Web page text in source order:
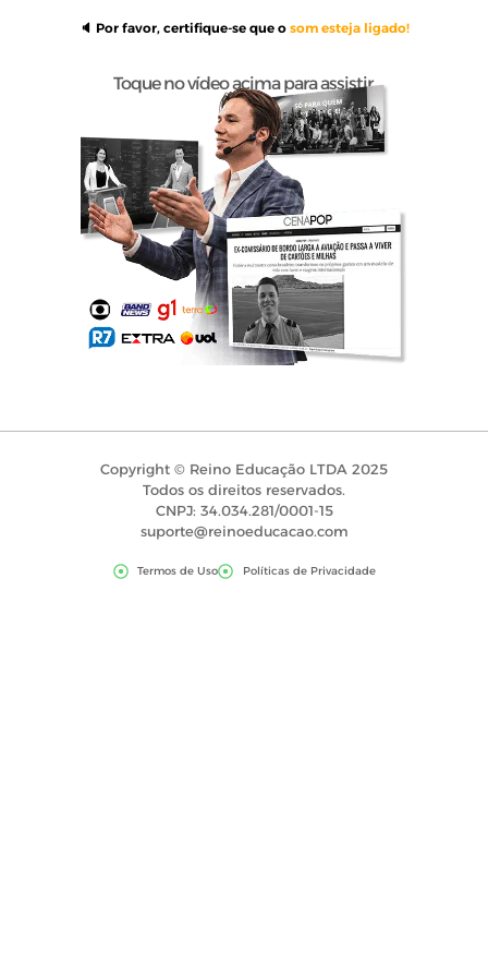
🔈 Por favor, certifique-se que o som esteja ligado!
Toque no vídeo acima para assistir.
Copyright © Reino Educação LTDA 2025
Todos os direitos reservados.
CNPJ: 34.034.281/0001-15
suporte@reinoeducacao.com
Termos de Uso Políticas de Privacidade